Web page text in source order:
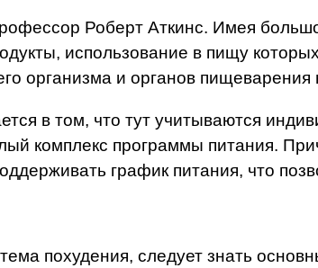
Роберт Аткинс. Имея
использование в пищу
организма и органов пищеварения
в том, что тут учитываются
комплекс программы питания.
график питания, что
похудения, следует знать